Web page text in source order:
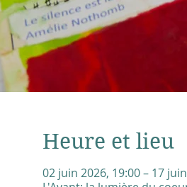
Heure et lieu
02 juin 2026, 19:00 – 17